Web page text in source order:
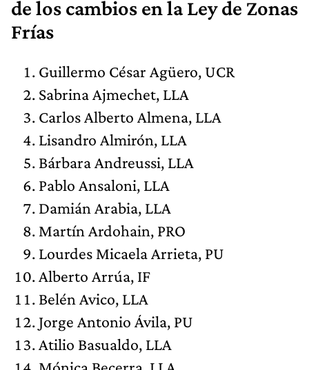
de los cambios en la Ley de Zonas
Frías
Guillermo César Agüero, UCR
Sabrina Ajmechet, LLA
Carlos Alberto Almena, LLA
Lisandro Almirón, LLA
Bárbara Andreussi, LLA
Pablo Ansaloni, LLA
Damián Arabia, LLA
Martín Ardohain, PRO
Lourdes Micaela Arrieta, PU
Alberto Arrúa, IF
Belén Avico, LLA
Jorge Antonio Ávila, PU
Atilio Basualdo, LLA